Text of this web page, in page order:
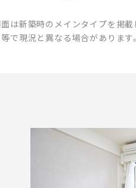
は新築時のメインタイプを掲
で現況と異なる場合があります。